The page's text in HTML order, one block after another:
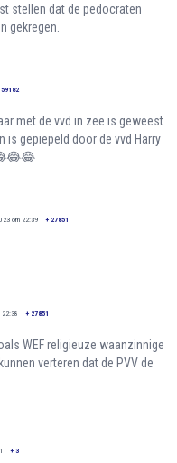
stellen dat de pedocraten
gekregen.
59182
met de vvd in zee is geweest
is gepiepeld door de vvd Harry
om 22:39 + 27851
22:38 + 27851
WEF religieuze waanzinnige
verteren dat de PVV de
+ 3